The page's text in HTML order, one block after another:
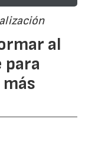
al
para